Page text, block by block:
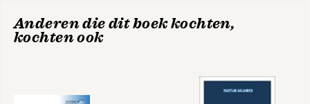
Anderen die dit boek kochten,
kochten ook